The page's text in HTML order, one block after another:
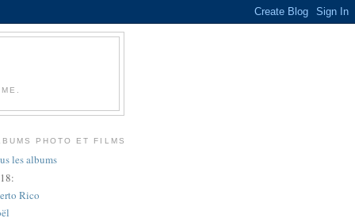
PHOTO ET FILMS
les albums
Rico